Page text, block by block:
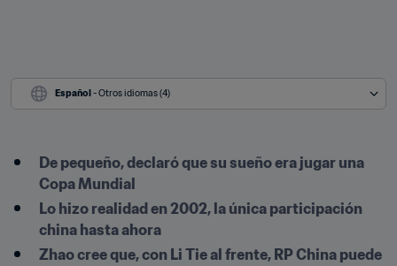
Español - Otros idiomas (4)
De pequeño, declaró que su sueño era jugar una
Copa Mundial
Lo hizo realidad en 2002, la única participación
china hasta ahora
Zhao cree que, con Li Tie al frente, RP China puede